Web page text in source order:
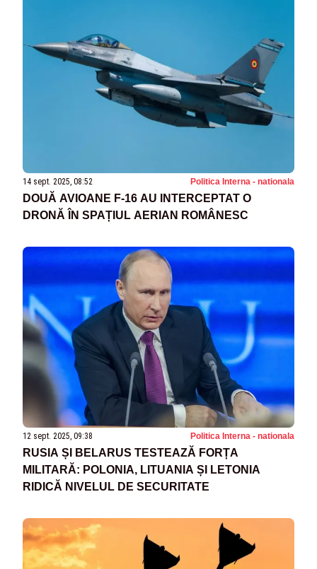
14 sept. 2025, 08:52 Politica Interna - nationala
DOUĂ AVIOANE F-16 AU INTERCEPTAT O
DRONĂ ÎN SPAȚIUL AERIAN ROMÂNESC
12 sept. 2025, 09:38 Politica Interna - nationala
RUSIA ȘI BELARUS TESTEAZĂ FORȚA
MILITARĂ: POLONIA, LITUANIA ȘI LETONIA
RIDICĂ NIVELUL DE SECURITATE